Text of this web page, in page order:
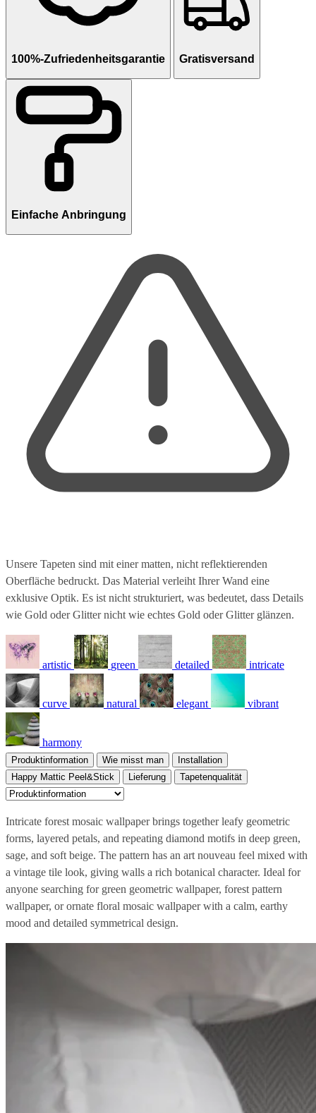
100%-Zufriedenheitsgarantie Gratisversand
Einfache Anbringung
Unsere Tapeten sind mit einer matten, nicht reflektierenden
Oberfläche bedruckt. Das Material verleiht Ihrer Wand eine
exklusive Optik. Es ist nicht strukturiert, was bedeutet, dass Details
wie Gold oder Glitter nicht wie echtes Gold oder Glitter glänzen.
artistic green detailed intricate
curve natural elegant vibrant
harmony
Produktinformation Wie misst man
Installation
Happy Mattic Peel&Stick
Lieferung Tapetenqualität
Intricate forest mosaic wallpaper brings together leafy geometric
forms, layered petals, and repeating diamond motifs in deep green,
sage, and soft beige. The pattern has an art nouveau feel mixed with
a vintage tile look, giving walls a rich botanical character. Ideal for
anyone searching for green geometric wallpaper, forest pattern
wallpaper, or ornate floral mosaic wallpaper with a calm, earthy
mood and detailed symmetrical design.